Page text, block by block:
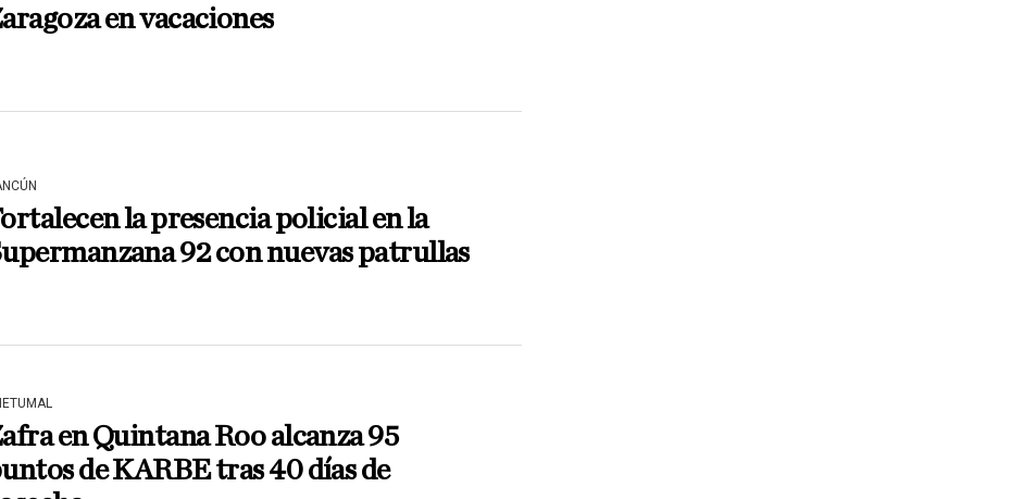
en vacaciones
la presencia policial en la
92 con nuevas patrullas
en Quintana Roo alcanza 95
de KARBE tras 40 días de